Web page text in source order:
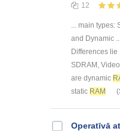
12
... main types:
and Dynamic ...
Differences lie
SDRAM, Video
are dynamic
static RAM
Operatīvā